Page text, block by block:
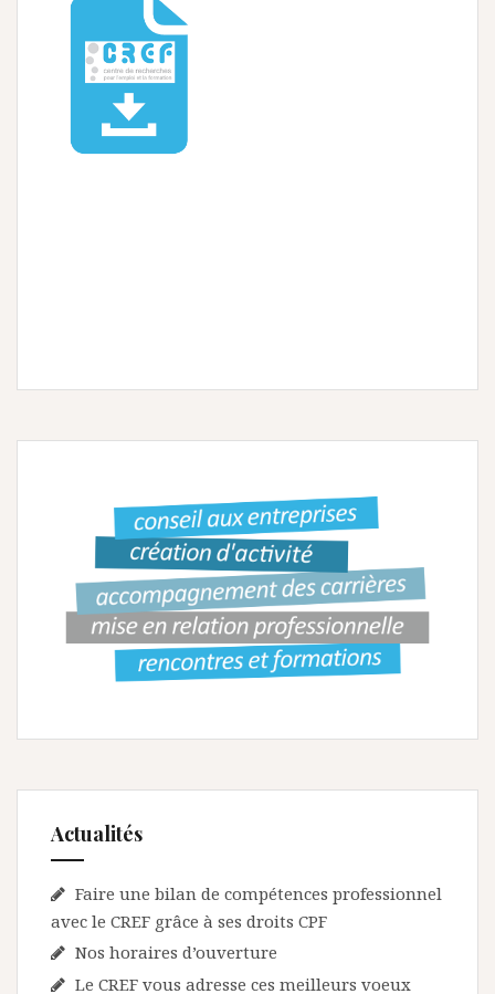
Actualités
Faire une bilan de compétences professionnel
avec le CREF grâce à ses droits CPF
Nos horaires d’ouverture
Le CREF vous adresse ces meilleurs voeux